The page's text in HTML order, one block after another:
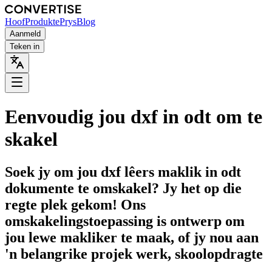
HoofProduktePrysBlog
Aanmeld
Teken in
Eenvoudig jou dxf in odt om te
skakel
Soek jy om jou dxf lêers maklik in odt
dokumente te omskakel? Jy het op die
regte plek gekom! Ons
omskakelingstoepassing is ontwerp om
jou lewe makliker te maak, of jy nou aan
'n belangrike projek werk, skoolopdragte